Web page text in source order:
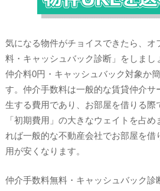
気になる物件がチョイスできたら、オ
料・キャッシュバック診断」をしまし
仲介料0円・キャッシュバック対象か
す。仲介手数料は一般的な賃貸仲介サ
生する費用であり、お部屋を借りる際
「初期費用」の大きなウェイトを占
れば一般的な不動産会社でお部屋を借
用が安くなります。
仲介手数料無料・キャッシュバック診